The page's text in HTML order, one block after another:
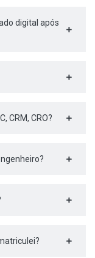
digital após
CRM, CRO?